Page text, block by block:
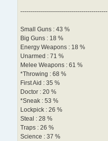
--------------------------------------------
Small Guns : 43 %
Big Guns : 18 %
Energy Weapons : 18 %
Unarmed : 71 %
Melee Weapons : 61 %
*Throwing : 68 %
First Aid : 35 %
Doctor : 20 %
*Sneak : 53 %
Lockpick : 26 %
Steal : 28 %
Traps : 26 %
Science : 37 %